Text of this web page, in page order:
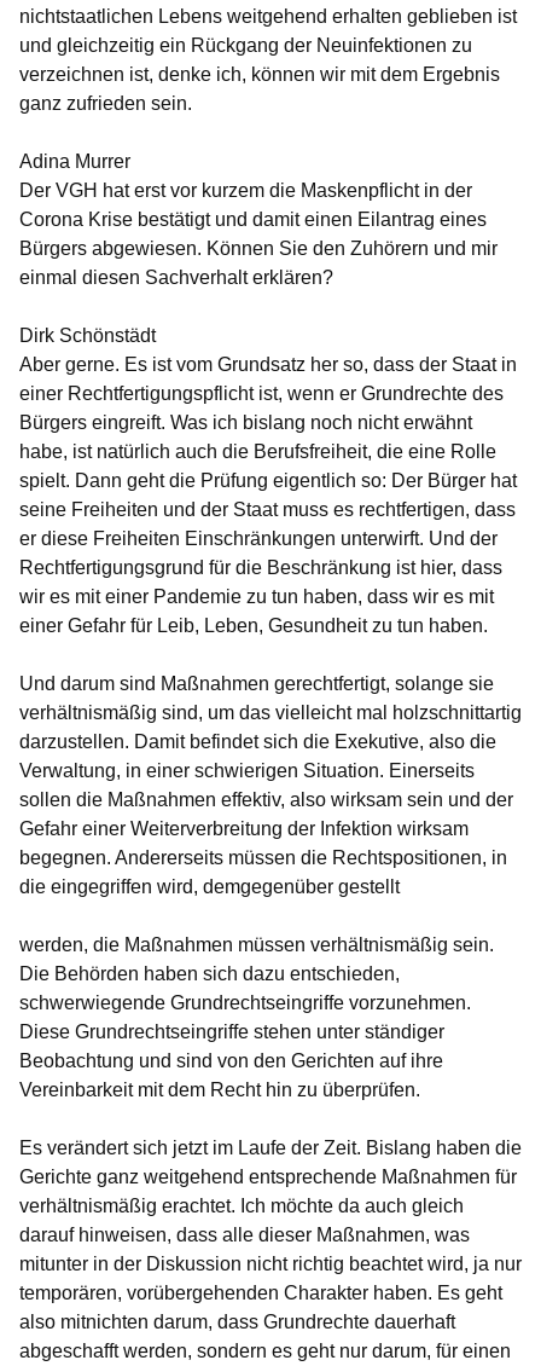
nichtstaatlichen Lebens weitgehend erhalten geblieben ist
und gleichzeitig ein Rückgang der Neuinfektionen zu
verzeichnen ist, denke ich, können wir mit dem Ergebnis
ganz zufrieden sein.
Adina Murrer
Der VGH hat erst vor kurzem die Maskenpflicht in der
Corona Krise bestätigt und damit einen Eilantrag eines
Bürgers abgewiesen. Können Sie den Zuhörern und mir
einmal diesen Sachverhalt erklären?
Dirk Schönstädt
Aber gerne. Es ist vom Grundsatz her so, dass der Staat in
einer Rechtfertigungspflicht ist, wenn er Grundrechte des
Bürgers eingreift. Was ich bislang noch nicht erwähnt
habe, ist natürlich auch die Berufsfreiheit, die eine Rolle
spielt. Dann geht die Prüfung eigentlich so: Der Bürger hat
seine Freiheiten und der Staat muss es rechtfertigen, dass
er diese Freiheiten Einschränkungen unterwirft. Und der
Rechtfertigungsgrund für die Beschränkung ist hier, dass
wir es mit einer Pandemie zu tun haben, dass wir es mit
einer Gefahr für Leib, Leben, Gesundheit zu tun haben.
Und darum sind Maßnahmen gerechtfertigt, solange sie
verhältnismäßig sind, um das vielleicht mal holzschnittartig
darzustellen. Damit befindet sich die Exekutive, also die
Verwaltung, in einer schwierigen Situation. Einerseits
sollen die Maßnahmen effektiv, also wirksam sein und der
Gefahr einer Weiterverbreitung der Infektion wirksam
begegnen. Andererseits müssen die Rechtspositionen, in
die eingegriffen wird, demgegenüber gestellt
werden, die Maßnahmen müssen verhältnismäßig sein.
Die Behörden haben sich dazu entschieden,
schwerwiegende Grundrechtseingriffe vorzunehmen.
Diese Grundrechtseingriffe stehen unter ständiger
Beobachtung und sind von den Gerichten auf ihre
Vereinbarkeit mit dem Recht hin zu überprüfen.
Es verändert sich jetzt im Laufe der Zeit. Bislang haben die
Gerichte ganz weitgehend entsprechende Maßnahmen für
verhältnismäßig erachtet. Ich möchte da auch gleich
darauf hinweisen, dass alle dieser Maßnahmen, was
mitunter in der Diskussion nicht richtig beachtet wird, ja nur
temporären, vorübergehenden Charakter haben. Es geht
also mitnichten darum, dass Grundrechte dauerhaft
abgeschafft werden, sondern es geht nur darum, für einen